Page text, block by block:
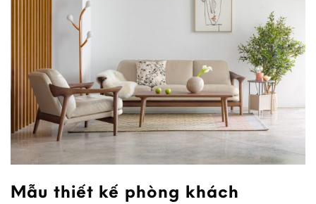
Mẫu thiết kế phòng khách